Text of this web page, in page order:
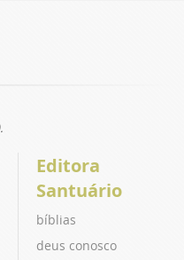
Editora
Santuário
bíblias
deus conosco